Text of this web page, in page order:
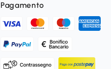
Pagamento